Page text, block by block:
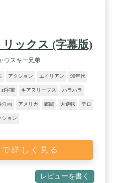
リックス (字幕版)
ウスキー兄弟
アクション エイリアン 90年代
sf宇宙 キアヌリーブス ハラハラ
洋画 アメリカ 戦闘 大逆転 テロ
ション
詳しく見る
レビューを書く